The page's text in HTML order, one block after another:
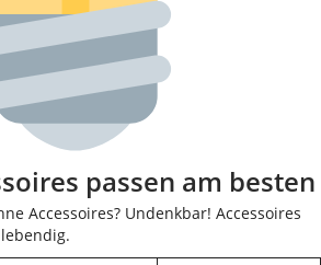
passen am besten
Accessoires? Undenkbar! Accessoires